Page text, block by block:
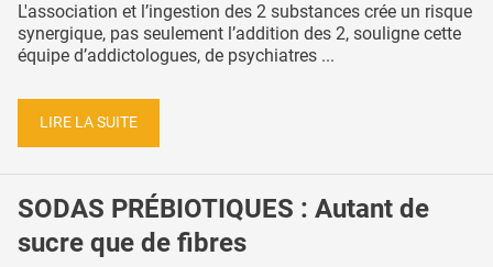
L'association et l’ingestion des 2 substances crée un risque
synergique, pas seulement l’addition des 2, souligne cette
équipe d’addictologues, de psychiatres ...
LIRE LA SUITE
SODAS PRÉBIOTIQUES : Autant de
sucre que de fibres